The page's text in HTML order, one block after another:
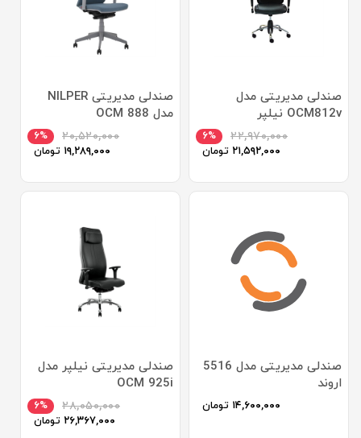
صندلی مدیریتی مدل
OCM812v نیلپر
۶% ۲۲,۹۷۰,۰۰۰
۲۱,۵۹۲,۰۰۰ تومان
صندلی مدیریتی NILPER
مدل OCM 888
۶% ۲۰,۵۲۰,۰۰۰
۱۹,۲۸۹,۰۰۰ تومان
صندلی مدیریتی مدل 5516
اروند
۱۴,۶۰۰,۰۰۰ تومان
صندلی مديريتی نیلپر مدل
OCM 925i
۶% ۲۸,۰۵۰,۰۰۰
۲۶,۳۶۷,۰۰۰ تومان